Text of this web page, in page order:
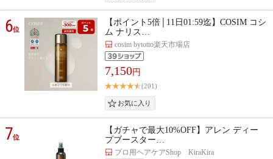
6位
【ポイント5倍│11日01:59迄】COSIM コシ
ム ナリス…
cosim bytotto楽天市場店
7,150円
(201)
7位
【ガチャで最大10%OFF】アレン ディー
プブースター…
プロ用ヘアケアShop KiraKira